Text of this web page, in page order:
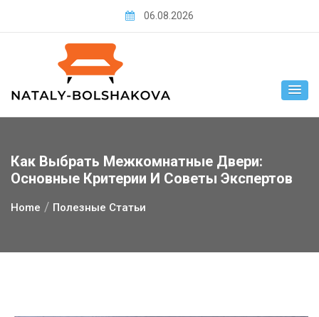
06.08.2026
Как Выбрать Межкомнатные Двери:
Основные Критерии И Советы Экспертов
Home Полезные Статьи